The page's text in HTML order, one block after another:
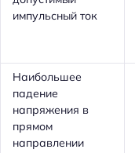
импульсный ток
Наибольшее
падение
напряжения в
прямом
направлении